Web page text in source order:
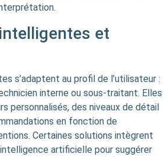
et
s’adaptent au profil de l’utilisateur :
interne ou sous-traitant. Elles
personnalisés, des niveaux de détail
en fonction de
Certaines solutions intègrent
artificielle pour suggérer